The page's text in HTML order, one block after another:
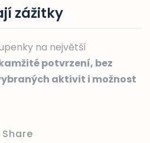
zážitky
na největší
potvrzení, bez
aktivit i možnost
Share